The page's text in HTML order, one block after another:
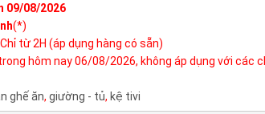
09/08/2026
(*)
từ 2H (áp dụng hàng có sẵn)
hôm nay 06/08/2026, không áp dụng với các
ghế ăn, giường - tủ, kệ tivi